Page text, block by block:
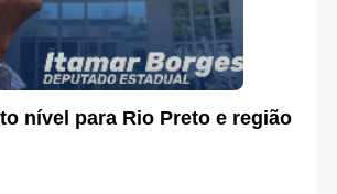
nível para Rio Preto e região